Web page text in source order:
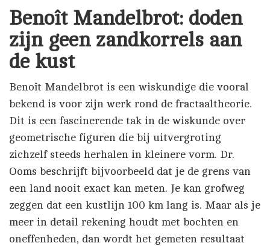
Benoît Mandelbrot: doden
zijn geen zandkorrels aan
de kust
Benoît Mandelbrot is een wiskundige die vooral
bekend is voor zijn werk rond de fractaaltheorie.
Dit is een fascinerende tak in de wiskunde over
geometrische figuren die bij uitvergroting
zichzelf steeds herhalen in kleinere vorm. Dr.
Ooms beschrijft bijvoorbeeld dat je de grens van
een land nooit exact kan meten. Je kan grofweg
zeggen dat een kustlijn 100 km lang is. Maar als je
meer in detail rekening houdt met bochten en
oneffenheden, dan wordt het gemeten resultaat